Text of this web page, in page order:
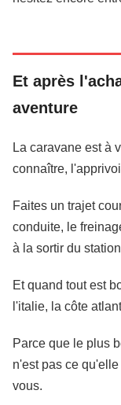
Et après
aventure
La caravane est à
connaître,
Faites un trajet
conduite, le
à la sortir du
Et quand tout est
l'italie, la côte
Parce que le plus
n'est pas ce
vous.